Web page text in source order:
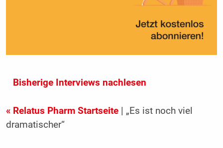
Bisherige Interviews nachlesen
« Relatus Pharm Startseite| „Es ist noch viel
dramatischer“